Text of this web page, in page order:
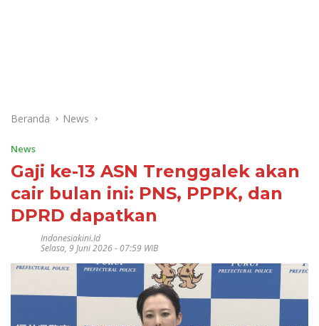
Beranda News
News
Gaji ke-13 ASN Trenggalek akan
cair bulan ini: PNS, PPPK, dan
DPRD dapatkan
Indonesiakini.id
Selasa, 9 Juni 2026 - 07:59 WIB